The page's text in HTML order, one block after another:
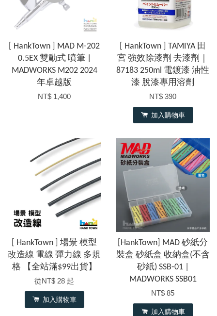
[ HankTown ] MAD M-202
0.5EX 雙動式 噴筆 |
MADWORKS M202 2024
年卓越版
NT$ 1,400
[ HankTown ] TAMIYA 田
宮 強效除漆劑 去漆劑｜
87183 250ml 電鍍漆 油性
漆 脫漆專用溶劑
NT$ 390
加入購物車
[ HankTown ] 場景 模型
改造線 電線 彈力線 多規
格 【全站滿$99出貨】
從NT$ 28 起
加入購物車
[HankTown] MAD 砂紙分
裝盒 砂紙盒 收納盒(不含
砂紙) SSB-01 |
MADWORKS SSB01
NT$ 85
加入購物車